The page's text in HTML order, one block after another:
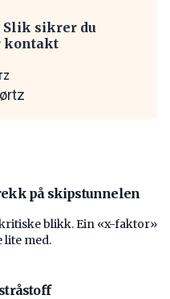
Slik sikrer du
kontakt
på skipstunnelen
blikk. Ein «x-faktor»
med.